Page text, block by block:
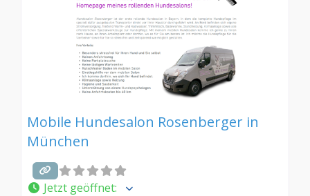
Mobile Hundesalon Rosenberger in
München
Jetzt geöffnet: